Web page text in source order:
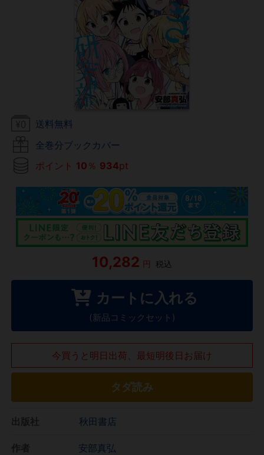
送料無料
全巻分ブックカバー
ポイント 10 ％ 934pt
10,282 円 税込
カートに入れる
(新品コミックセット)
今買うと明日出荷、最短明後日お届け
タダ読み
秋田書店
安部真弘